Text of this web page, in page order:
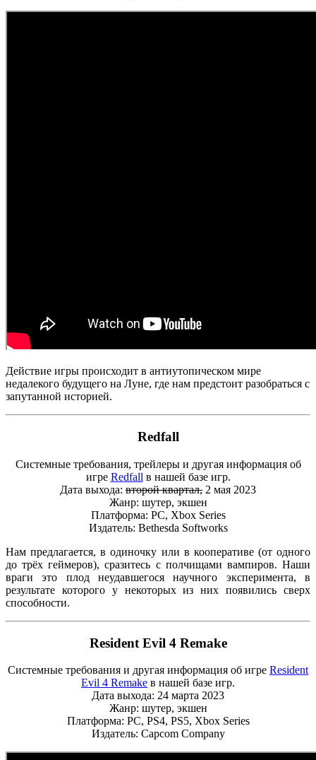
Действие игры происходит в антиутопическом мире
недалекого будущего на Луне, где нам предстоит разобраться с
запутанной историей.
Redfall
Системные требования, трейлеры и другая информация об
игре Redfall в нашей базе игр.
Дата выхода: второй квартал, 2 мая 2023
Жанр: шутер, экшен
Платформа: PC, Xbox Series
Издатель: Bethesda Softworks
Нам предлагается, в одиночку или в кооперативе (от одного
до трёх геймеров), сразитесь с полчищами вампиров. Наши
враги это плод неудавшегося научного эксперимента, в
результате которого у некоторых из них появились сверх
способности.
Resident Evil 4 Remake
Системные требования и другая информация об игре Resident
Evil 4 Remake в нашей базе игр.
Дата выхода: 24 марта 2023
Жанр: шутер, экшен
Платформа: PC, PS4, PS5, Xbox Series
Издатель: Capcom Company